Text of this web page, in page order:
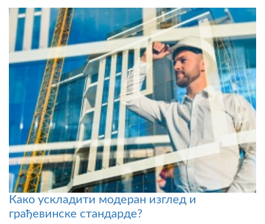
Како ускладити модеран изглед и
грађевинске стандарде?